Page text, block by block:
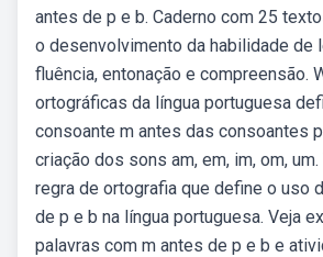
antes de p e b. Caderno com 25
o desenvolvimento da habilidade de
fluência, entonação e compreensão.
ortográficas da língua portuguesa
consoante m antes das consoantes
criação dos sons am, em, im, om,
regra de ortografia que define o uso
de p e b na língua portuguesa. Veja
palavras com m antes de p e b e